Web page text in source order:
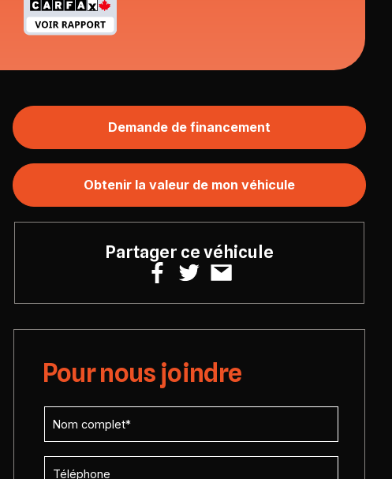
Demande de financement
Obtenir la valeur de mon véhicule
Partager ce véhicule
Pour nous joindre